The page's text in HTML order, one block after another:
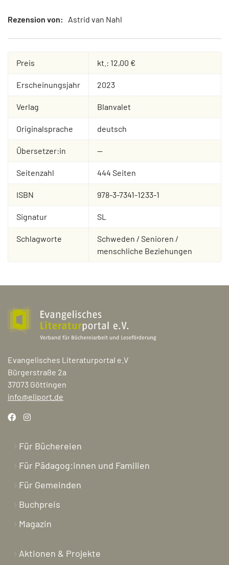
Rezension von: Astrid van Nahl
Preis kt.: 12,00 €
Erscheinungsjahr 2023
Verlag Blanvalet
Originalsprache deutsch
Übersetzer:in --
Seitenzahl 444 Seiten
ISBN 978-3-7341-1233-1
Signatur SL
Schlagworte
Schweden / Senioren /
menschliche Beziehungen
Evangelisches Literaturportal e.V
Bürgerstraße 2a
37073 Göttingen
info@eliport.de
Für Büchereien
Für Pädagog:innen und Familien
Für Gemeinden
Buchpreis
Magazin
Aktionen & Projekte